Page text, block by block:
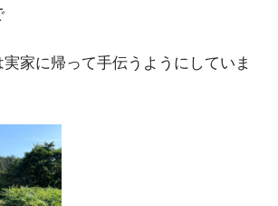
家に帰って手伝うようにしていま